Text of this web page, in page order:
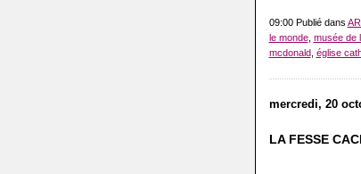
09:00 Publié dans
le monde, musée de
mcdonald, église
mercredi, 20
LA FESSE